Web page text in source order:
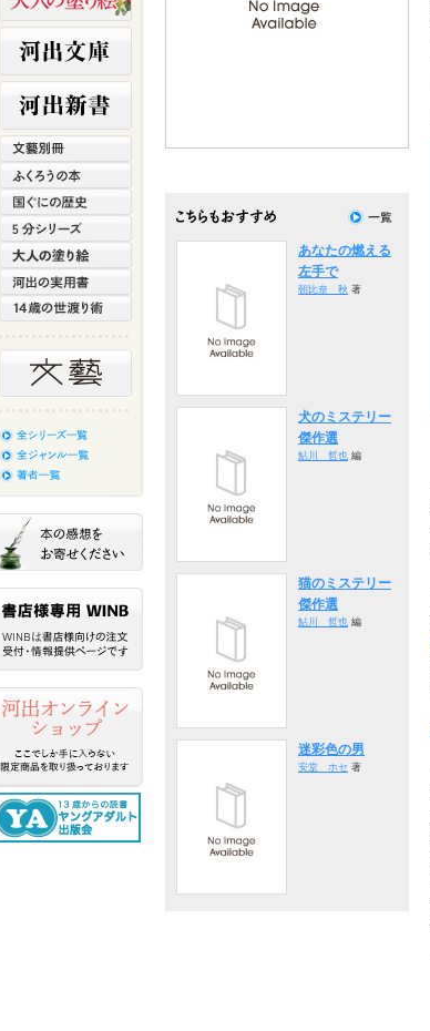
あなたの燃える
左手で
朝比奈 秋 著
犬のミステリー
傑作選
鮎川 哲也 編
猫のミステリー
傑作選
鮎川 哲也 編
迷彩色の男
安堂 ホセ 著